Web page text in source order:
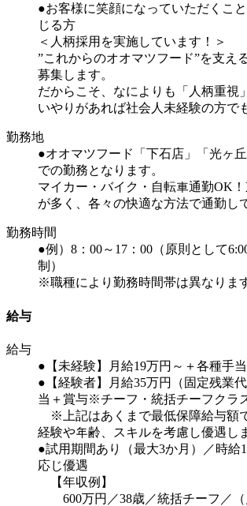
●お客様に笑顔になっていただくこ
じる方
＜人柄採用を実施しています！＞
”これからのオオマツフード”を支え
募集します。
だからこそ、なによりも「人柄重視
いやりがあれば社会人未経験の方で
勤務地
●オオマツフード「下石店」「光ヶ丘
での勤務となります。
マイカー・バイク・自転車通勤OK
が多く、各々の快適な方法で通勤し
勤務時間
●例）8：00～17：00（原則として
制）
※職種により勤務時間帯は異なりま
給与
給与
●【未経験】月給19万円～＋各種手
●【経験者】月給35万円（固定残業
当＋賞与※チーフ・統括チーフクラ
※上記はあくまで最低保障給与額
経験や年齢、スキルを考慮し優遇し
●試用期間あり（最大3か月）／時給
応じ優遇
【年収例】
600万円／38歳／統括チーフ／（